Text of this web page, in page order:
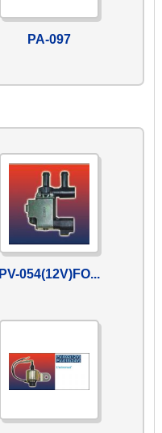
PA-097
PV-054(12V)FO...